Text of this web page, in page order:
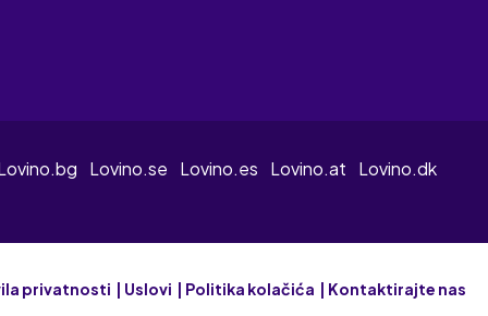
Lovino.se Lovino.es Lovino.at
Lovino.dk
privatnosti Uslovi Politika kolačića Kontaktirajte nas